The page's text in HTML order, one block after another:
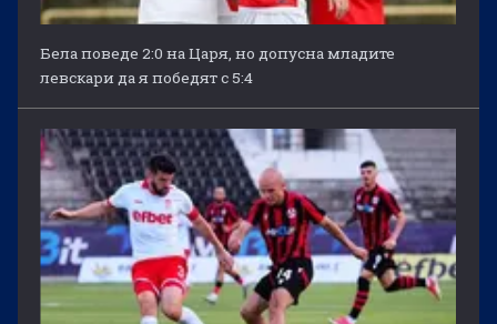
Бела поведе 2:0 на Царя, но допусна младите
левскари да я победят с 5:4